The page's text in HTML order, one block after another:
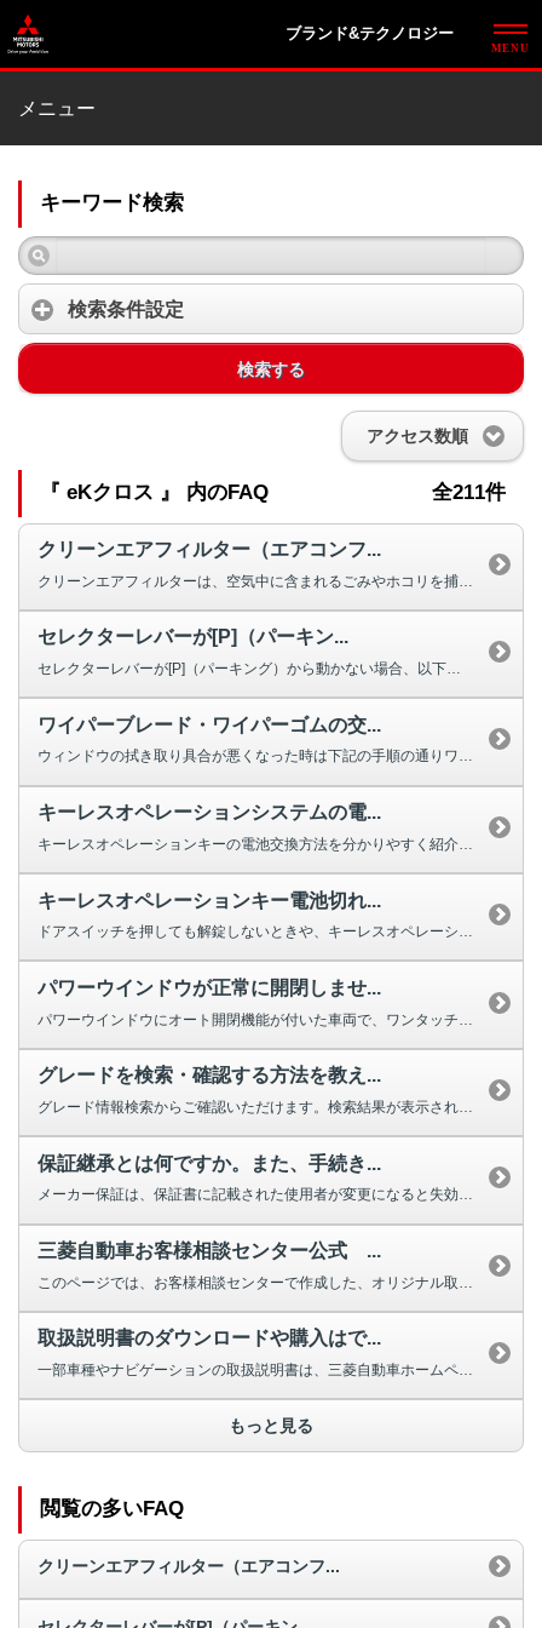
ブランド&テクノロジー
メニュー
キーワード検索
検索条件設定
検索する
アクセス数順
『 eKクロス 』 内のFAQ 全211件
クリーンエアフィルター（エアコンフ...
セレクターレバーが[P]（パーキン...
セレクターレバーが[P]（パーキング）から動かない場合、以下を確認してくだ...
ワイパーブレード・ワイパーゴムの交...
ウィンドウの拭き取り具合が悪くなった時は下記の手順の通りワイパーの交換をし...
キーレスオペレーションシステムの電...
キーレスオペレーションキーの電池交換方法を分かりやすく紹介する動画をご用意...
キーレスオペレーションキー電池切れ...
ドアスイッチを押しても解錠しないときや、キーレスオペレーションキーのボタン...
パワーウインドウが正常に開閉しませ...
グレードを検索・確認する方法を教え...
グレード情報検索からご確認いただけます。検索結果が表示されない場合は、お手...
保証継承とは何ですか。また、手続き...
メーカー保証は、保証書に記載された使用者が変更になると失効しますが、車両の...
三菱自動車お客様相談センター公式 ...
取扱説明書のダウンロードや購入はで...
一部車種やナビゲーションの取扱説明書は、三菱自動車ホームページよりダウンロ...
もっと見る
閲覧の多いFAQ
クリーンエアフィルター（エアコンフ...